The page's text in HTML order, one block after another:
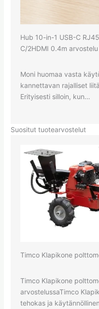
Hub 10-in-1 USB-C
C/2HDMI 0.4m
Moni huomaa vasta
kannettavan rajalliset
Erityisesti silloin, kun…
Suositut tuotearvostelut
Timco Klapikone
Timco Klapikone
arvostelussaTimco
tehokas ja